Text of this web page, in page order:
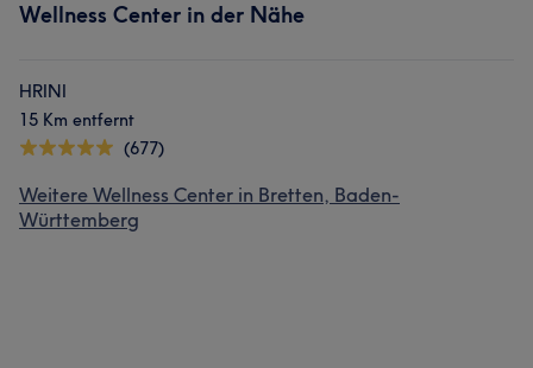
Wellness Center in der Nähe
HRINI
15 Km entfernt
(677)
Weitere Wellness Center in Bretten, Baden-
Württemberg